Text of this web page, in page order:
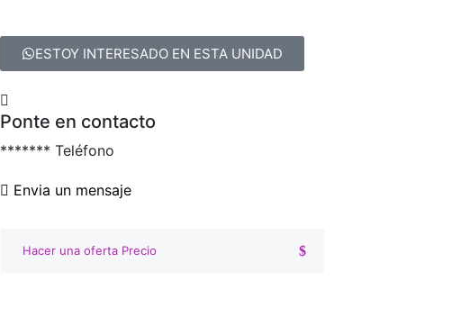
ESTOY INTERESADO EN ESTA UNIDAD
Ponte en contacto
******* Teléfono
Envia un mensaje
Hacer una oferta Precio